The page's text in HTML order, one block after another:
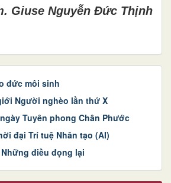
Giuse Nguyễn Đức Thịnh
đức môi sinh
Người nghèo lần thứ X
Tuyên phong Chân Phước
đại Trí tuệ Nhân tạo (AI)
điều đọng lại